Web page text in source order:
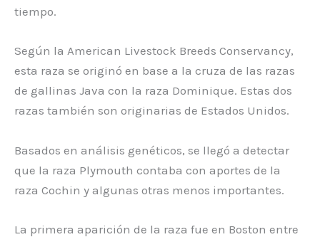
tiempo.
Según la American Livestock Breeds Conservancy,
esta raza se originó en base a la cruza de las razas
de gallinas Java con la raza Dominique. Estas dos
razas también son originarias de Estados Unidos.
Basados en análisis genéticos, se llegó a detectar
que la raza Plymouth contaba con aportes de la
raza Cochin y algunas otras menos importantes.
La primera aparición de la raza fue en Boston entre